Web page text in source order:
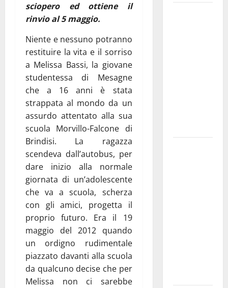
sciopero ed ottiene il
rinvio al 5 maggio.
Niente e nessuno potranno
restituire la vita e il sorriso
a Melissa Bassi, la giovane
studentessa di Mesagne
che a 16 anni è stata
strappata al mondo da un
assurdo attentato alla sua
scuola Morvillo-Falcone di
Brindisi. La ragazza
scendeva dall’autobus, per
dare inizio alla normale
giornata di un’adolescente
che va a scuola, scherza
con gli amici, progetta il
proprio futuro. Era il 19
maggio del 2012 quando
un ordigno rudimentale
piazzato davanti alla scuola
da qualcuno decise che per
Melissa non ci sarebbe